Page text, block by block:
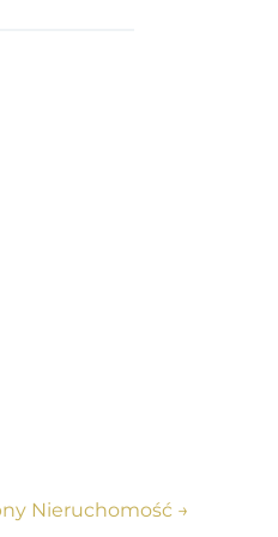
Nieruchomość →